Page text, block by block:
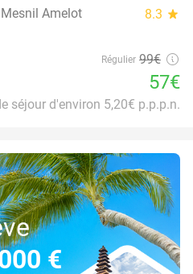
Amelot 8.3 star
Régulier 99€
57€
séjour d'environ 5,20€ p.p.p.n.
€